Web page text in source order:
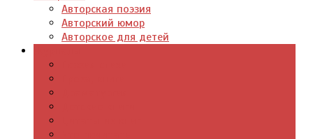
Авторская поэзия
Авторский юмор
Авторское для детей